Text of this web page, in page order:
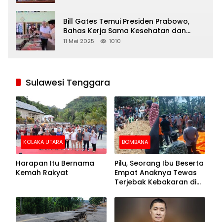
Bill Gates Temui Presiden Prabowo,
Bahas Kerja Sama Kesehatan dan
Program Makan Bergizi Gratis
11 Mei 2025 1010
Sulawesi Tenggara
KOLAKA UTARA
Harapan Itu Bernama
Kemah Rakyat
BOMBANA
Pilu, Seorang Ibu Beserta
Empat Anaknya Tewas
Terjebak Kebakaran di